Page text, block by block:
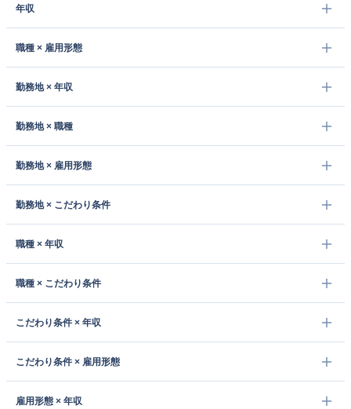
年収
職種 × 雇用形態
勤務地 × 年収
勤務地 × 職種
勤務地 × 雇用形態
勤務地 × こだわり条件
職種 × 年収
職種 × こだわり条件
こだわり条件 × 年収
こだわり条件 × 雇用形態
雇用形態 × 年収